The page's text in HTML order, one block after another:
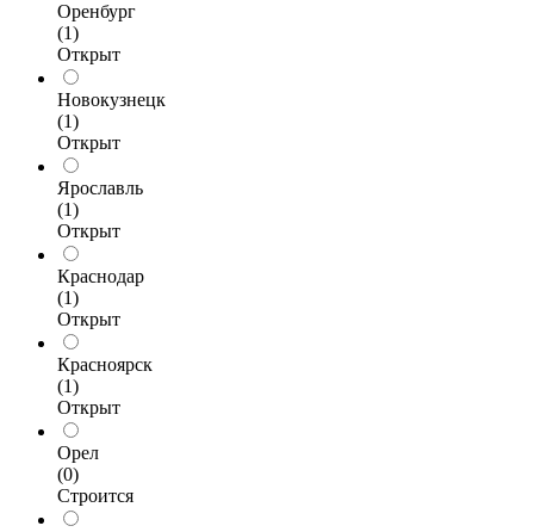
Оренбург
(1)
Открыт
Новокузнецк
(1)
Открыт
Ярославль
(1)
Открыт
Краснодар
(1)
Открыт
Красноярск
(1)
Открыт
Орел
(0)
Строится